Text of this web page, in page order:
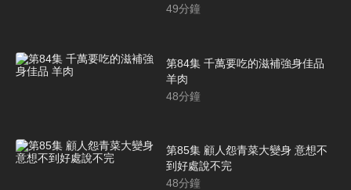
49分鐘
第84集 千萬要吃的滋補強身佳品
羊肉
48分鐘
第85集 顧人怨青菜大變身 意想不
到好處說不完
48分鐘